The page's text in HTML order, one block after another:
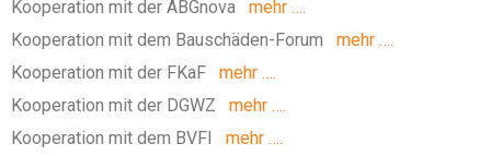
Kooperation mit der ABGnova mehr ….
Kooperation mit dem Bauschäden-Forum mehr ….
Kooperation mit der FKaF mehr ….
Kooperation mit der DGWZ mehr ….
Kooperation mit dem BVFI
mehr ….